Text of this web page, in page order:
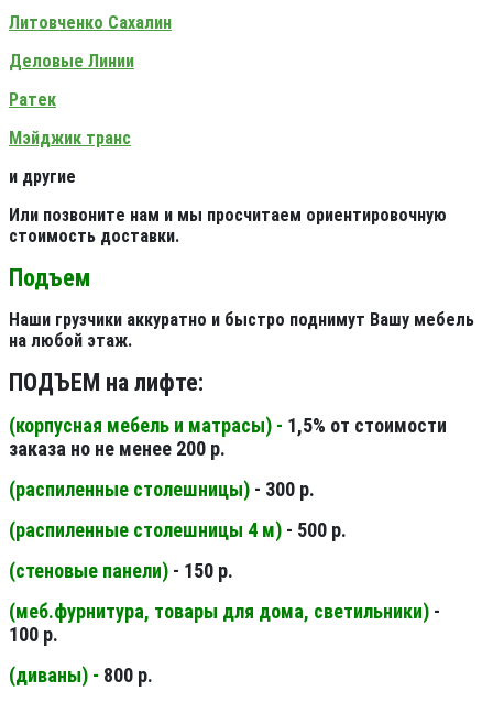
Литовченко Сахалин
Деловые Линии
Ратек
Мэйджик транс
и другие
Или позвоните нам и мы просчитаем ориентировочную
стоимость доставки.
Подъем
Наши грузчики аккуратно и быстро поднимут Вашу мебель
на любой этаж.
ПОДЪЕМ на лифте:
(корпусная мебель и матрасы) - 1,5% от стоимости
заказа но не менее 200 р.
(распиленные столешницы) - 300 р.
(распиленные столешницы 4 м) - 500 р.
(стеновые панели) - 150 р.
(меб.фурнитура, товары для дома, светильники) -
100 р.
(диваны) - 800 р.